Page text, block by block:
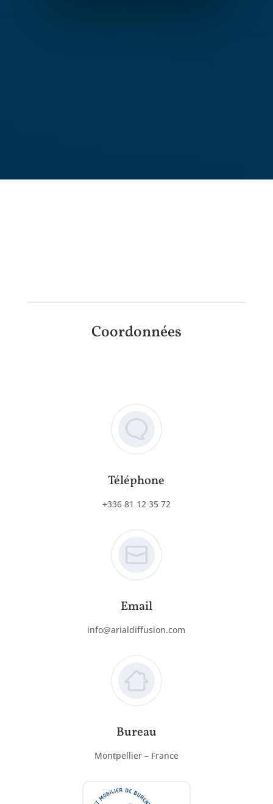
Coordonnées
Téléphone
+336 81 12 35 72
Email
info@arialdiffusion.com
Bureau
Montpellier – France